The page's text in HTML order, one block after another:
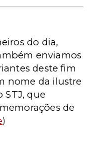
do dia,
enviamos
deste fim
nome da ilustre
STJ, que
de
)